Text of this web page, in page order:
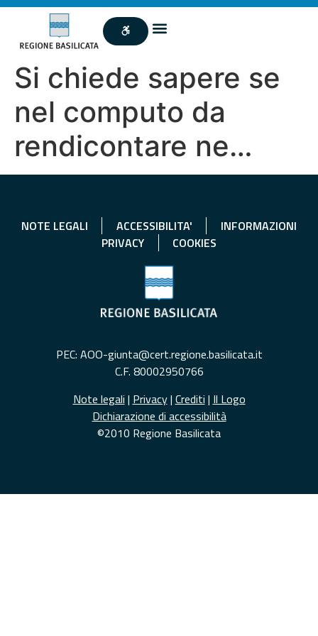
Si chiede sapere se
nel computo da
rendicontare ne…
NOTE LEGALI ACCESSIBILITA'
INFORMAZIONI
PRIVACY
COOKIES
PEC: AOO-giunta@cert.regione.basilicata.it
C.F. 80002950766
Note legali | Privacy| Crediti | Il Logo
Dichiarazione di accessibilità
©2010 Regione Basilicata